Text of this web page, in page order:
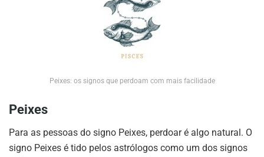
Peixes: os signos que perdoam com mais facilidade
Peixes
Para as pessoas do signo Peixes, perdoar é algo natural. O
signo Peixes é tido pelos astrólogos como um dos signos